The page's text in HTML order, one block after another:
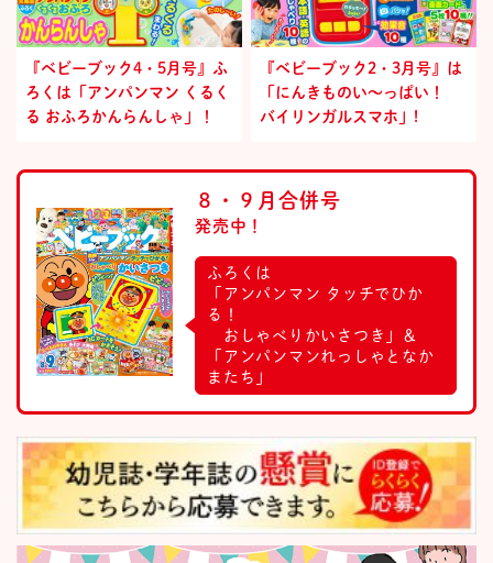
『ベビーブック4・5月号』ふ
ろくは「アンパンマン くるく
る おふろかんらんしゃ」！
『ベビーブック2・3月号』は
「にんきものい～っぱい！
バイリンガルスマホ」!
８・９月合併号
発売中！
ふろくは
「アンパンマン タッチでひか
る！
おしゃべりかいさつき」＆
「アンパンマンれっしゃとなか
またち」